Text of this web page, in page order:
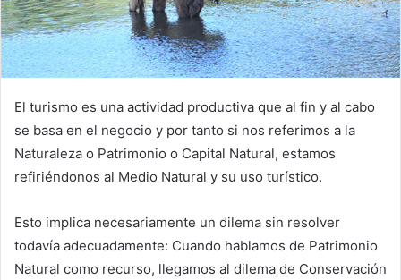
El turismo es una actividad productiva que al fin y al cabo
se basa en el negocio y por tanto si nos referimos a la
Naturaleza o Patrimonio o Capital Natural, estamos
refiriéndonos al Medio Natural y su uso turístico.
Esto implica necesariamente un dilema sin resolver
todavía adecuadamente: Cuando hablamos de Patrimonio
Natural como recurso, llegamos al dilema de Conservación